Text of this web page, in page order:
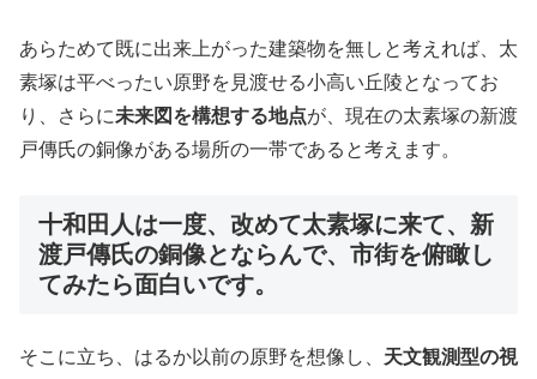
あらためて既に出来上がった建築物を無しと考えれば、太
素塚は平べったい原野を見渡せる小高い丘陵となってお
り、さらに未来図を構想する地点が、現在の太素塚の新渡
戸傳氏の銅像がある場所の一帯であると考えます。
十和田人は一度、改めて太素塚に来て、新
渡戸傳氏の銅像とならんで、市街を俯瞰し
てみたら面白いです。
そこに立ち、はるか以前の原野を想像し、 天文観測型の視